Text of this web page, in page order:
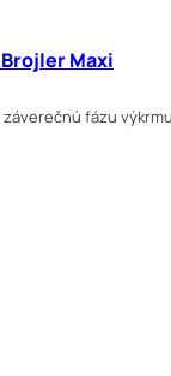
Maxi
záverečnú fázu